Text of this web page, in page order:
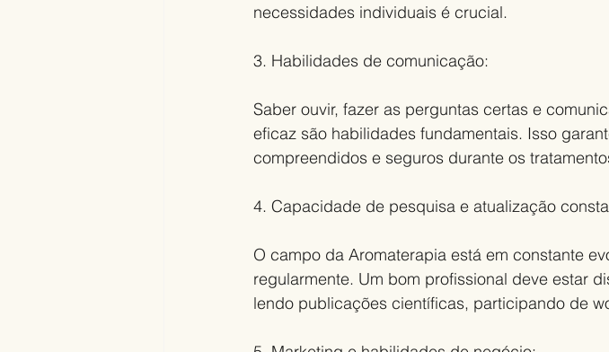
necessidades individuais é crucial.
3. Habilidades de comunicação:
Saber ouvir, fazer as perguntas certas e
eficaz são habilidades fundamentais. Isso
compreendidos e seguros durante os
4. Capacidade de pesquisa e atualização
O campo da Aromaterapia está em constante
regularmente. Um bom profissional deve estar
lendo publicações científicas, participando de